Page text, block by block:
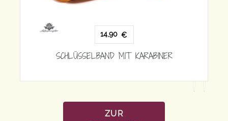
SCHLÜSSELBAND MIT
ZUR